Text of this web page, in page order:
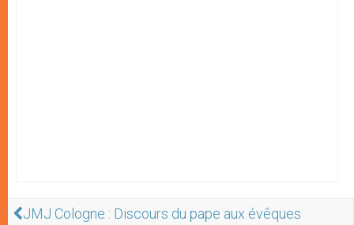
JMJ Cologne : Discours du pape aux évêques